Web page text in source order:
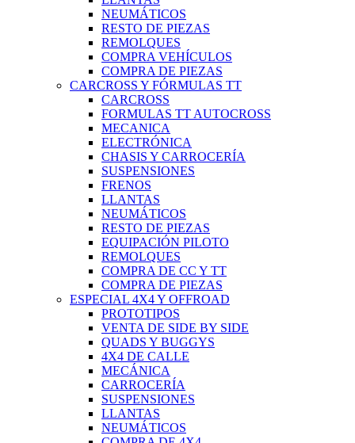
NEUMÁTICOS
RESTO DE PIEZAS
REMOLQUES
COMPRA VEHÍCULOS
COMPRA DE PIEZAS
CARCROSS Y FÓRMULAS TT
CARCROSS
FORMULAS TT AUTOCROSS
MECANICA
ELECTRÓNICA
CHASIS Y CARROCERÍA
SUSPENSIONES
FRENOS
LLANTAS
NEUMÁTICOS
RESTO DE PIEZAS
EQUIPACIÓN PILOTO
REMOLQUES
COMPRA DE CC Y TT
COMPRA DE PIEZAS
ESPECIAL 4X4 Y OFFROAD
PROTOTIPOS
VENTA DE SIDE BY SIDE
QUADS Y BUGGYS
4X4 DE CALLE
MECÁNICA
CARROCERÍA
SUSPENSIONES
LLANTAS
NEUMÁTICOS